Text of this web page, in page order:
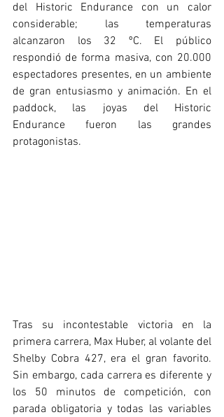
del Historic Endurance con un calor
considerable; las temperaturas
alcanzaron los 32 ºC. El público
respondió de forma masiva, con 20.000
espectadores presentes, en un ambiente
de gran entusiasmo y animación. En el
paddock, las joyas del Historic
Endurance fueron las grandes
protagonistas.
Tras su incontestable victoria en la
primera carrera, Max Huber, al volante del
Shelby Cobra 427, era el gran favorito.
Sin embargo, cada carrera es diferente y
los 50 minutos de competición, con
parada obligatoria y todas las variables